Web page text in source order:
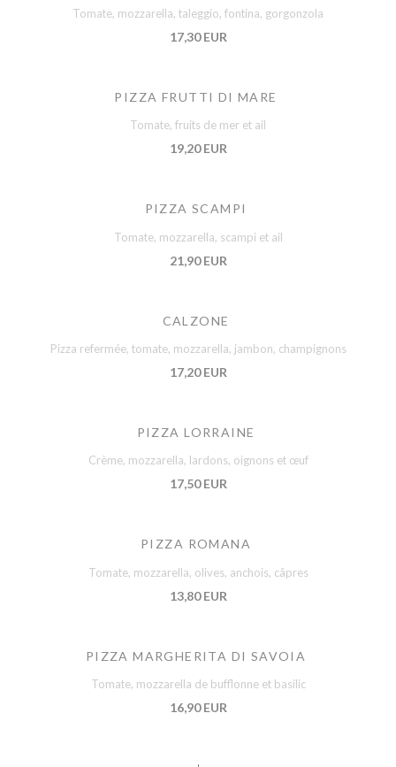
Tomate, mozzarella, taleggio, fontina, gorgonzola
17,30 EUR
PIZZA FRUTTI DI MARE
Tomate, fruits de mer et ail
19,20 EUR
PIZZA SCAMPI
Tomate, mozzarella, scampi et ail
21,90 EUR
CALZONE
Pizza refermée, tomate, mozzarella, jambon, champignons
17,20 EUR
PIZZA LORRAINE
Crème, mozzarella, lardons, oignons et œuf
17,50 EUR
PIZZA ROMANA
Tomate, mozzarella, olives, anchois, câpres
13,80 EUR
PIZZA MARGHERITA DI SAVOIA
Tomate, mozzarella de bufflonne et basilic
16,90 EUR